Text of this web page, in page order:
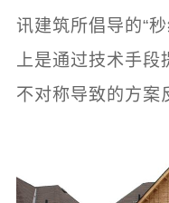
讯建筑所倡导的“
上是通过技术手
不对称导致的方案